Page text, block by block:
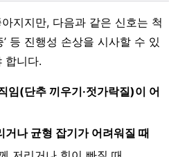
지지만, 다음과 같은 신호는 척
등 진행성 손상을 시사할 수 있
합니다.
임(단추 끼우기·젓가락질)이 어
거나 균형 잡기가 어려워질 때